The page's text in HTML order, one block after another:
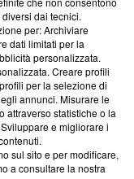
Frasca, 3 - 6900
dai tecnici.
per: Archiviare
dati limitati per la
personalizzata.
Creare profili
per la selezione di
annunci. Misurare le
attraverso statistiche o la
e migliorare i
sul sito e per modificare,
a consultare la nostra